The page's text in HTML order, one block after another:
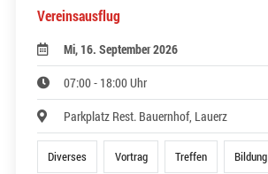
Vereinsausflug
Mi, 16. September 2026
07:00 - 18:00 Uhr
Parkplatz Rest. Bauernhof, Lauerz
Diverses Vortrag Treffen Bildung